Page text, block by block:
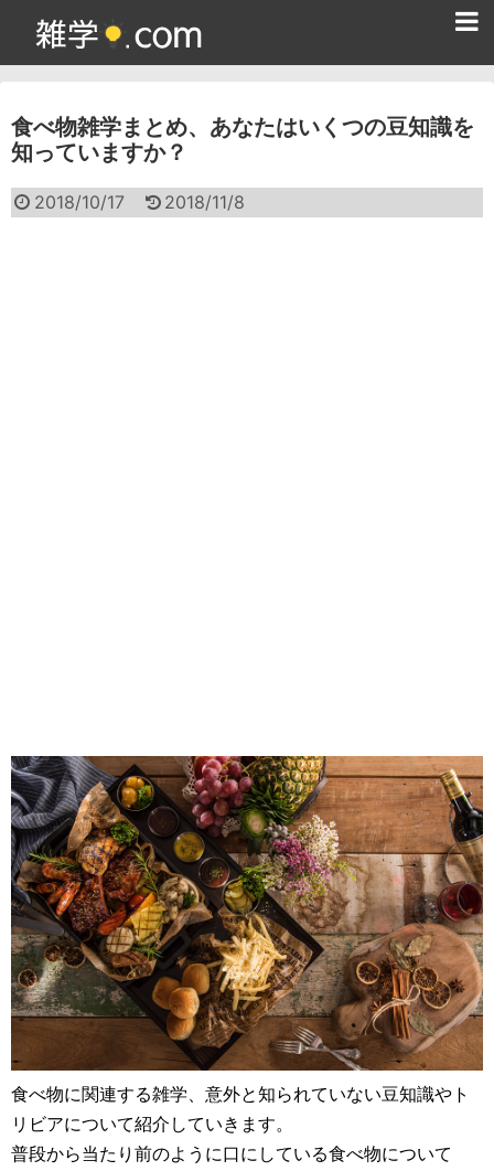
食べ物雑学まとめ、あなたはいくつの豆知識を
知っていますか？
2018/10/17 2018/11/8
食べ物に関連する雑学、意外と知られていない豆知識やト
リビアについて紹介していきます。
普段から当たり前のように口にしている食べ物について
雑学クイズ問題集
面白い雑学